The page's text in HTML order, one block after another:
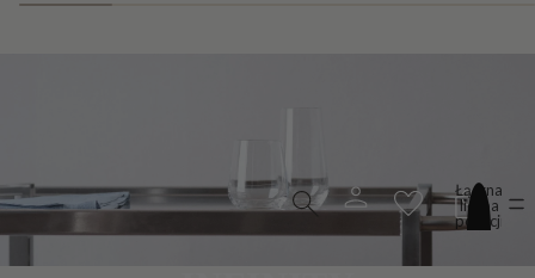
Łączna
liczba
pozycji
w